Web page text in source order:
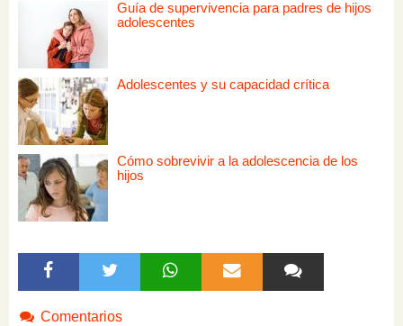
Guía de supervivencia para padres de hijos
adolescentes
Adolescentes y su capacidad crítica
Cómo sobrevivir a la adolescencia de los
hijos
Comentarios